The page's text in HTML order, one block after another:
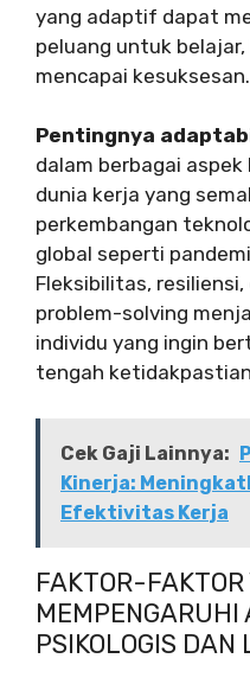
yang adaptif dapat
peluang untuk
mencapai kesuksesan.
Pentingnya
dalam berbagai
dunia kerja yang
perkembangan
global seperti
Fleksibilitas,
problem-solving
individu yang ingin
tengah
Cek Gaji Lainnya:
Kinerja:
Efektivitas Kerja
FAKTOR-FAKTOR
PSIKOLOGIS DAN